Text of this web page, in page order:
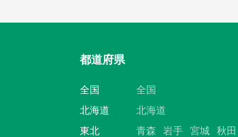
都道府県
全国
全国
北海道
北海道
東北
青森 岩手 宮城 秋田